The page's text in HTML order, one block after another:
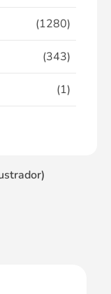
(1280)
(343)
(1)